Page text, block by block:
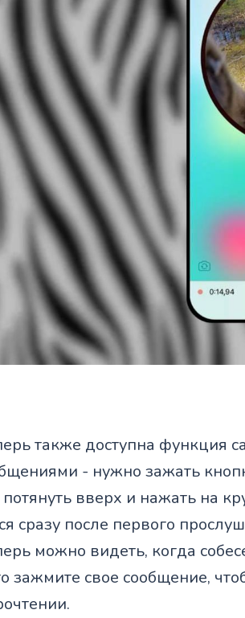
также доступна функция
- нужно зажать
вверх и нажать на
сразу после первого
можно видеть, когда
зажмите свое сообщение,